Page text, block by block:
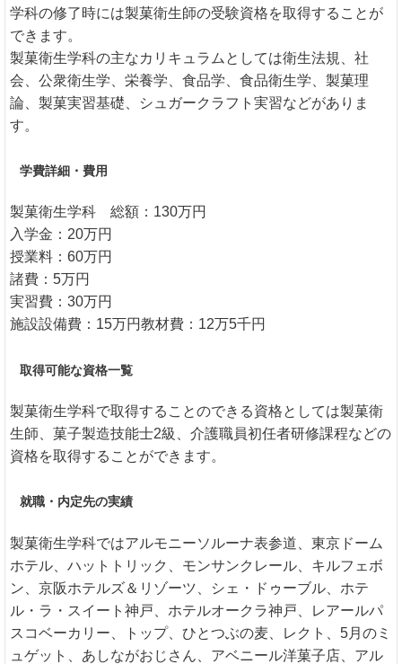
学科の修了時には製菓衛生師の受験資格を取得することが
できます。
製菓衛生学科の主なカリキュラムとしては衛生法規、社
会、公衆衛生学、栄養学、食品学、食品衛生学、製菓理
論、製菓実習基礎、シュガークラフト実習などがありま
す。
学費詳細・費用
製菓衛生学科 総額：130万円
入学金：20万円
授業料：60万円
諸費：5万円
実習費：30万円
施設設備費：15万円教材費：12万5千円
取得可能な資格一覧
製菓衛生学科で取得することのできる資格としては製菓衛
生師、菓子製造技能士2級、介護職員初任者研修課程などの
資格を取得することができます。
就職・内定先の実績
製菓衛生学科ではアルモニーソルーナ表参道、東京ドーム
ホテル、ハットトリック、モンサンクレール、キルフェボ
ン、京阪ホテルズ＆リゾーツ、シェ・ドゥーブル、ホテ
ル・ラ・スイート神戸、ホテルオークラ神戸、レアールパ
スコベーカリー、トップ、ひとつぶの麦、レクト、5月のミ
ュゲット、あしながおじさん、アベニール洋菓子店、アル